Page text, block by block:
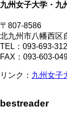
九州女子大学・九
〒807-8586
北九州市八幡西区
TEL：093-693-
FAX：093-603-
リンク： 九州女子
bestreader